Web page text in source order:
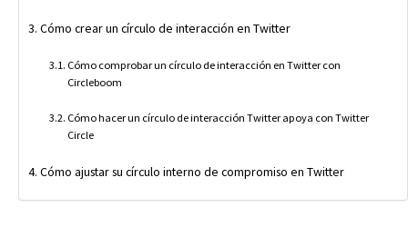
Cómo crear un círculo de interacción en Twitter
Cómo comprobar un círculo de interacción en Twitter con
Circleboom
Cómo hacer un círculo de interacción Twitter apoya con Twitter
Circle
Cómo ajustar su círculo interno de compromiso en Twitter